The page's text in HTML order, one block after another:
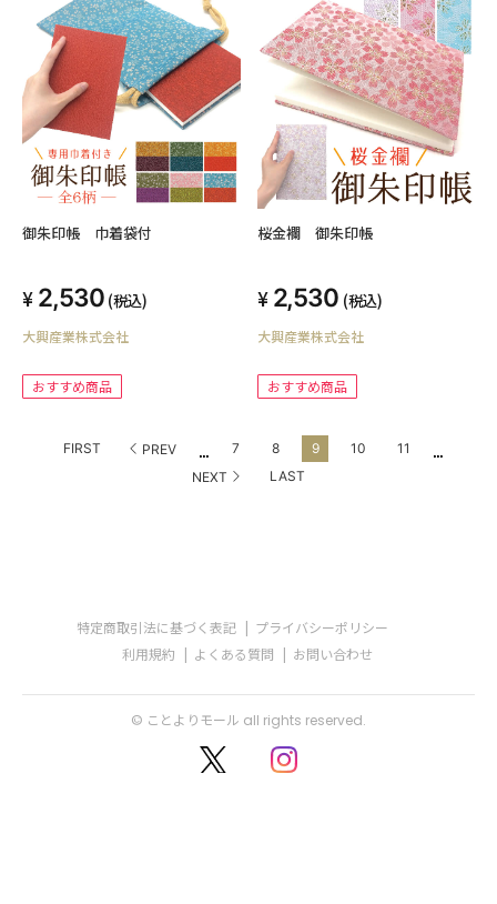
御朱印帳 巾着袋付
2,530 (税込)
大興産業株式会社
おすすめ商品
桜金襴 御朱印帳
2,530 (税込)
大興産業株式会社
おすすめ商品
FIRST PREV ... 7 8 9 10 11 ...
NEXT LAST
特定商取引法に基づく表記
プライバシーポリシー
利用規約
よくある質問 お問い合わせ
© ことよりモール all rights reserved.